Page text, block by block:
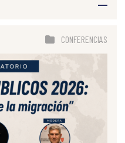
CONFERENCIAS